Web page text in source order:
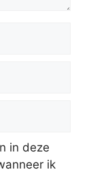
in deze
ik